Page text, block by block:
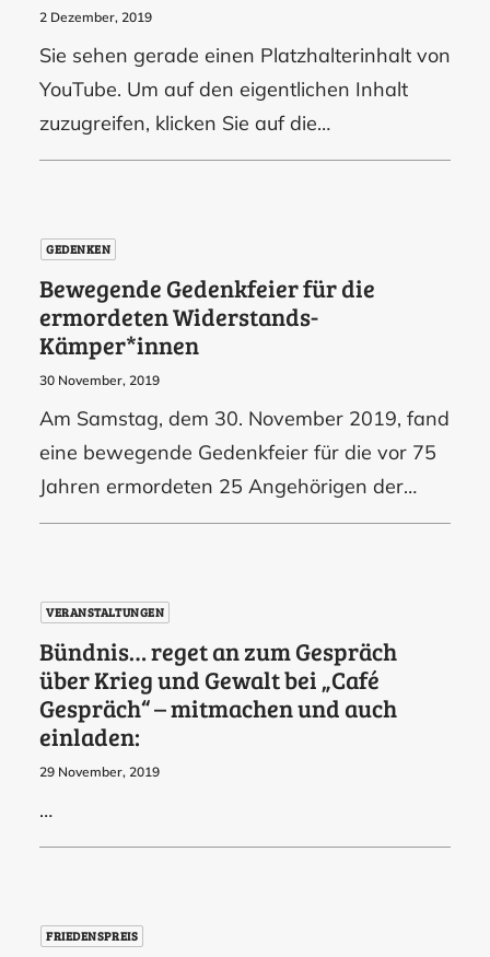
2 Dezember, 2019
Sie sehen gerade einen Platzhalterinhalt von
YouTube. Um auf den eigentlichen Inhalt
zuzugreifen, klicken Sie auf die…
GEDENKEN
Bewegende Gedenkfeier für die
ermordeten Widerstands-
Kämper*innen
30 November, 2019
Am Samstag, dem 30. November 2019, fand
eine bewegende Gedenkfeier für die vor 75
Jahren ermordeten 25 Angehörigen der…
VERANSTALTUNGEN
Bündnis… reget an zum Gespräch
über Krieg und Gewalt bei „Café
Gespräch“ – mitmachen und auch
einladen:
29 November, 2019
…
FRIEDENSPREIS